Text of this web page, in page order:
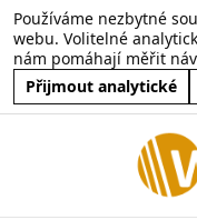
Používáme nezbytné
webu. Volitelné
nám pomáhají měřit
Přijmout analytické